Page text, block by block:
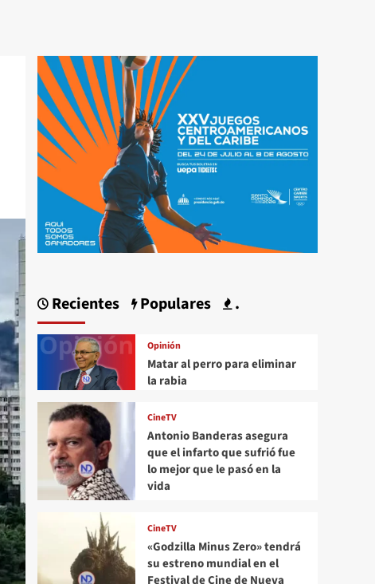
Recientes Populares .
Opinión
Matar al perro para eliminar
la rabia
CineTV
Antonio Banderas asegura
que el infarto que sufrió fue
lo mejor que le pasó en la
vida
CineTV
«Godzilla Minus Zero» tendrá
su estreno mundial en el
Festival de Cine de Nueva